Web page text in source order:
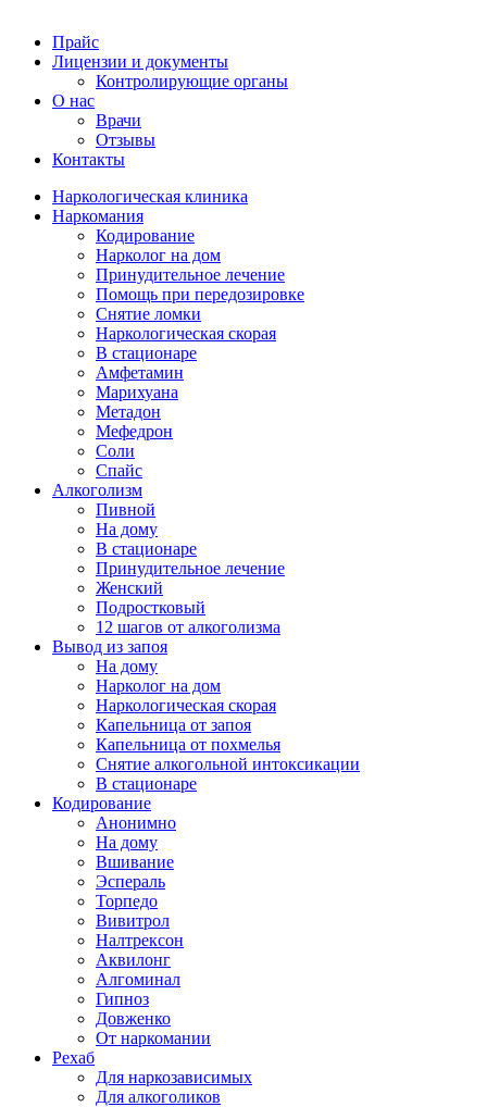
Прайс
Лицензии и документы
Контролирующие органы
О нас
Врачи
Отзывы
Контакты
Наркологическая клиника
Наркомания
Кодирование
Нарколог на дом
Принудительное лечение
Помощь при передозировке
Снятие ломки
Наркологическая скорая
В стационаре
Амфетамин
Марихуана
Метадон
Мефедрон
Соли
Спайс
Алкоголизм
Пивной
На дому
В стационаре
Принудительное лечение
Женский
Подростковый
12 шагов от алкоголизма
Вывод из запоя
На дому
Нарколог на дом
Наркологическая скорая
Капельница от запоя
Капельница от похмелья
Снятие алкогольной интоксикации
В стационаре
Кодирование
Анонимно
На дому
Вшивание
Эспераль
Торпедо
Вивитрол
Налтрексон
Аквилонг
Алгоминал
Гипноз
Довженко
От наркомании
Рехаб
Для наркозависимых
Для алкоголиков